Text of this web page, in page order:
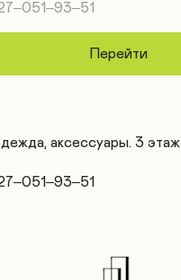
Перейти
аксессуары. 3 этаж